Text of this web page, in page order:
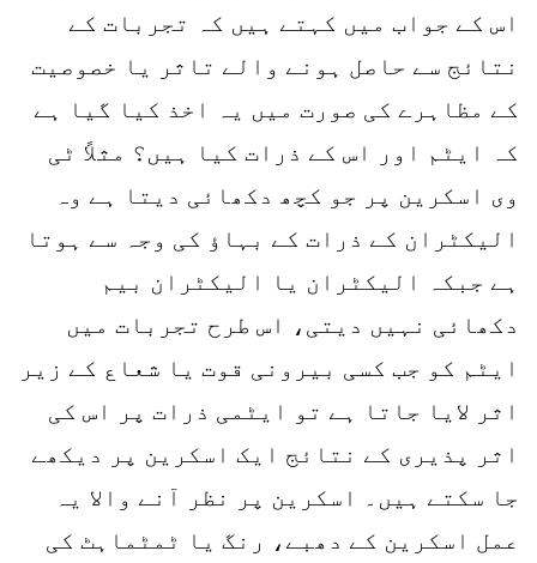
اس کے جواب میں کہتے ہیں کہ تجربات کے
نتائج سے حاصل ہونے والے تاثر یا خصوصیت
کے مظاہرے کی صورت میں یہ اخذ کیا گیا ہے
کہ ایٹم اور اس کے ذرات کیا ہیں؟ مثلاً ٹی
وی اسکرین پر جو کچھ دکھائی دیتا ہے وہ
الیکٹران کے ذرات کے بہاؤ کی وجہ سے ہوتا
ہے جبکہ الیکٹران یا الیکٹران بیم
دکھائی نہیں دیتی، اس طرح تجربات میں
ایٹم کو جب کسی بیرونی قوت یا شعاع کے زیر
اثر لایا جاتا ہے تو ایٹمی ذرات پر اس کی
اثر پذیری کے نتائج ایک اسکرین پر دیکھے
جا سکتے ہیں۔ اسکرین پر نظر آنے والا یہ
عمل اسکرین کے دھبے، رنگ یا ٹمٹماہٹ کی